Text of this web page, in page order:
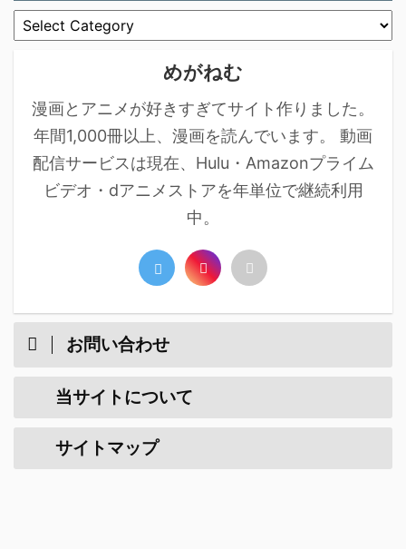
めがねむ
漫画とアニメが好きすぎてサイト作りました。
年間1,000冊以上、漫画を読んでいます。 動画
配信サービスは現在、Hulu・Amazonプライム
ビデオ・dアニメストアを年単位で継続利用
中。
お問い合わせ
当サイトについて
サイトマップ